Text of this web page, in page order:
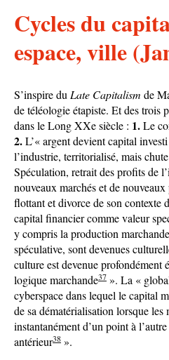
Cycles du
espace, ville
S’inspire du Late Capitalism de
de téléologie étapiste. Et des trois
dans le Long XXe siècle : 1.Le
2.L’« argent devient capital
l’industrie, territorialisé, mais
Spéculation, retrait des profits de
nouveaux marchés et de
flottant et divorce de son contexte
capital financier comme valeur
y compris la production
spéculative, sont devenues
culture est devenue profondément
logique marchande37 ». La «
cyberspace dans lequel le capital
de sa dématérialisation lorsque les
instantanément d’un point à
antérieur38 ».